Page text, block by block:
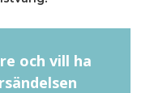
och vill ha